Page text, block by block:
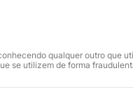
qualquer outro que
se utilizem de forma